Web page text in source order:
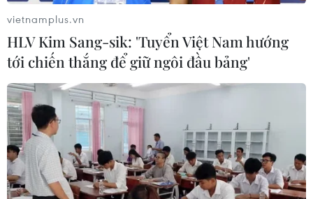
vietnamplus.vn
HLV Kim Sang-sik: 'Tuyển Việt Nam hướng
tới chiến thắng để giữ ngôi đầu bảng'